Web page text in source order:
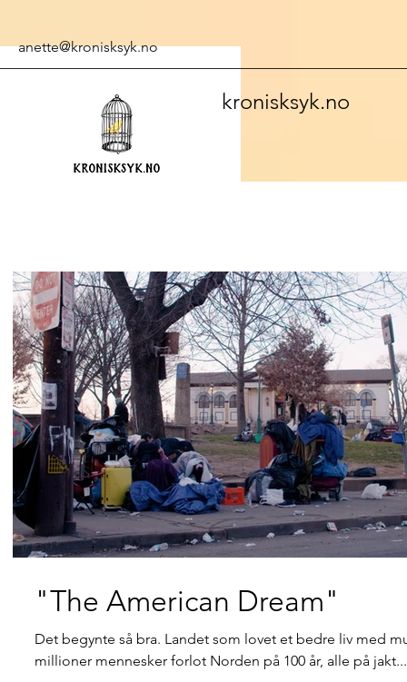
anette@kronisksyk.no
kronisksyk.no
"The American Dream"
Det begynte så bra. Landet som lovet et bedre liv med
millioner mennesker forlot Norden på 100 år, alle på jakt...